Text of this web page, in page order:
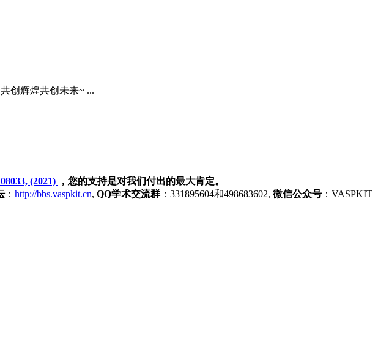
创辉煌共创未来~ ...
(2021)
，您的支持是对我们付出的最大肯定。
： http://bbs.vaspkit.cn, QQ学术交流群 ：331895604和498683602, 微信公众号 ：VASPKIT